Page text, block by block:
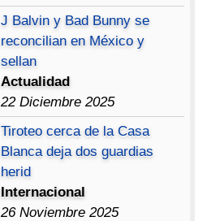
J Balvin y Bad Bunny se
reconcilian en México y
sellan
Actualidad
22 Diciembre 2025
Tiroteo cerca de la Casa
Blanca deja dos guardias
herid
Internacional
26 Noviembre 2025